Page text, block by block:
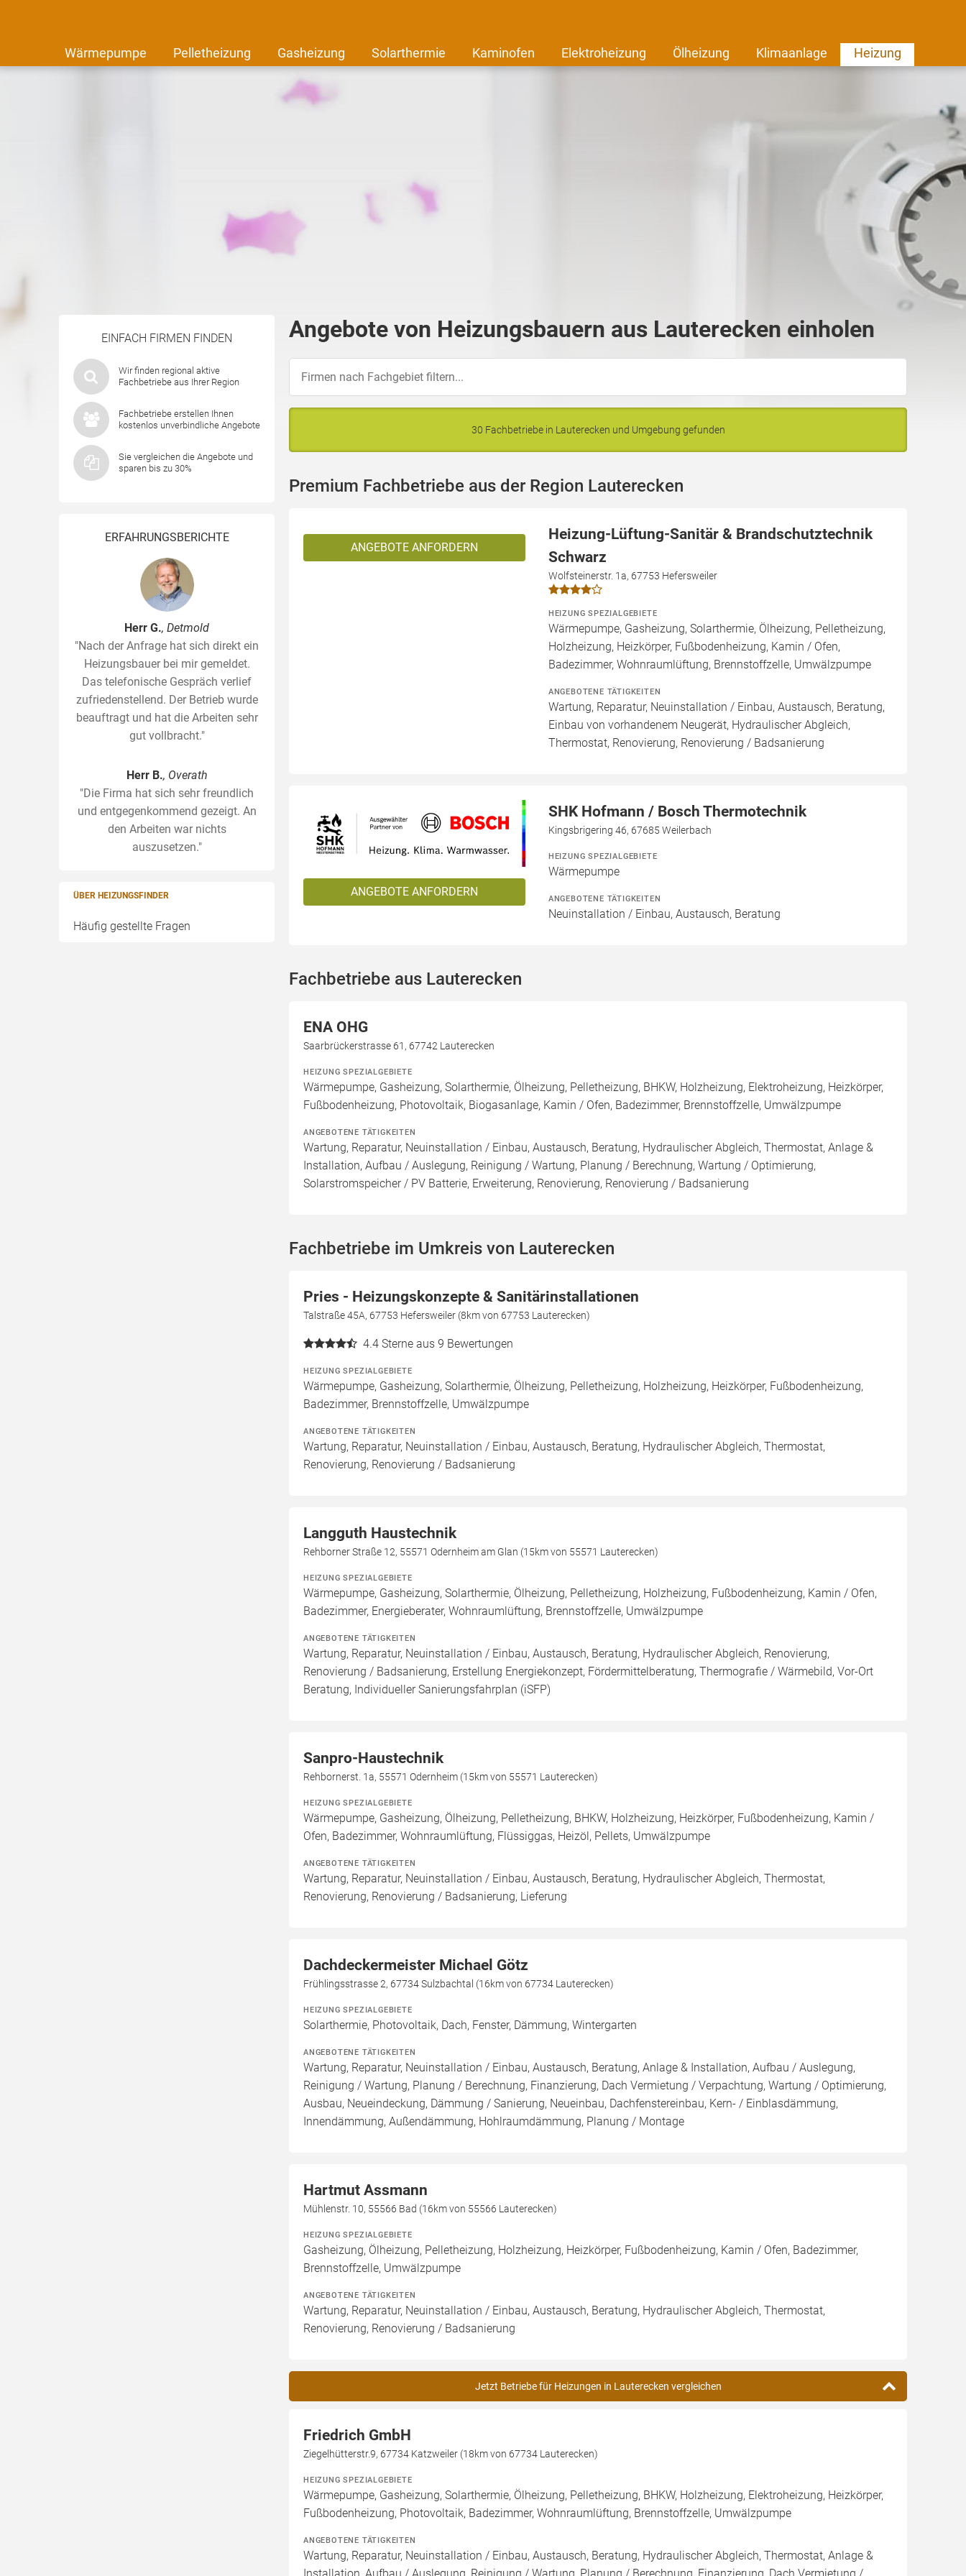
Wärmepumpe Pelletheizung Gasheizung Solarthermie Kaminofen Elektroheizung Ölheizung Klimaanlage Heizung
EINFACH FIRMEN FINDEN
Wir finden regional aktive
Fachbetriebe aus Ihrer Region
Fachbetriebe erstellen Ihnen
kostenlos unverbindliche Angebote
Sie vergleichen die Angebote und
sparen bis zu 30%
ERFAHRUNGSBERICHTE
Herr G., Detmold
"Nach der Anfrage hat sich direkt ein
Heizungsbauer bei mir gemeldet.
Das telefonische Gespräch verlief
zufriedenstellend. Der Betrieb wurde
beauftragt und hat die Arbeiten sehr
gut vollbracht."
Herr B., Overath
"Die Firma hat sich sehr freundlich
und entgegenkommend gezeigt. An
den Arbeiten war nichts
auszusetzen."
ÜBER HEIZUNGSFINDER
Häufig gestellte Fragen
Angebote von Heizungsbauern aus Lauterecken einholen
30 Fachbetriebe in Lauterecken und Umgebung gefunden
Premium Fachbetriebe aus der Region Lauterecken
ANGEBOTE ANFORDERN
Heizung-Lüftung-Sanitär & Brandschutztechnik
Schwarz
Wolfsteinerstr. 1a, 67753 Hefersweiler
HEIZUNG SPEZIALGEBIETE
Wärmepumpe, Gasheizung, Solarthermie, Ölheizung, Pelletheizung,
Holzheizung, Heizkörper, Fußbodenheizung, Kamin / Ofen,
Badezimmer, Wohnraumlüftung, Brennstoffzelle, Umwälzpumpe
ANGEBOTENE TÄTIGKEITEN
Wartung, Reparatur, Neuinstallation / Einbau, Austausch, Beratung,
Einbau von vorhandenem Neugerät, Hydraulischer Abgleich,
Thermostat, Renovierung, Renovierung / Badsanierung
ANGEBOTE ANFORDERN
SHK Hofmann / Bosch Thermotechnik
Kingsbrigering 46, 67685 Weilerbach
HEIZUNG SPEZIALGEBIETE
Wärmepumpe
ANGEBOTENE TÄTIGKEITEN
Neuinstallation / Einbau, Austausch, Beratung
Fachbetriebe aus Lauterecken
ENA OHG
Saarbrückerstrasse 61, 67742 Lauterecken
HEIZUNG SPEZIALGEBIETE
Wärmepumpe, Gasheizung, Solarthermie, Ölheizung, Pelletheizung, BHKW, Holzheizung, Elektroheizung, Heizkörper,
Fußbodenheizung, Photovoltaik, Biogasanlage, Kamin / Ofen, Badezimmer, Brennstoffzelle, Umwälzpumpe
ANGEBOTENE TÄTIGKEITEN
Wartung, Reparatur, Neuinstallation / Einbau, Austausch, Beratung, Hydraulischer Abgleich, Thermostat, Anlage &
Installation, Aufbau / Auslegung, Reinigung / Wartung, Planung / Berechnung, Wartung / Optimierung,
Solarstromspeicher / PV Batterie, Erweiterung, Renovierung, Renovierung / Badsanierung
Fachbetriebe im Umkreis von Lauterecken
Pries - Heizungskonzepte & Sanitärinstallationen
Talstraße 45A, 67753 Hefersweiler (8km von 67753 Lauterecken)
4.4 Sterne aus 9 Bewertungen
HEIZUNG SPEZIALGEBIETE
Wärmepumpe, Gasheizung, Solarthermie, Ölheizung, Pelletheizung, Holzheizung, Heizkörper, Fußbodenheizung,
Badezimmer, Brennstoffzelle, Umwälzpumpe
ANGEBOTENE TÄTIGKEITEN
Wartung, Reparatur, Neuinstallation / Einbau, Austausch, Beratung, Hydraulischer Abgleich, Thermostat,
Renovierung, Renovierung / Badsanierung
Langguth Haustechnik
Rehborner Straße 12, 55571 Odernheim am Glan (15km von 55571 Lauterecken)
HEIZUNG SPEZIALGEBIETE
Wärmepumpe, Gasheizung, Solarthermie, Ölheizung, Pelletheizung, Holzheizung, Fußbodenheizung, Kamin / Ofen,
Badezimmer, Energieberater, Wohnraumlüftung, Brennstoffzelle, Umwälzpumpe
ANGEBOTENE TÄTIGKEITEN
Wartung, Reparatur, Neuinstallation / Einbau, Austausch, Beratung, Hydraulischer Abgleich, Renovierung,
Renovierung / Badsanierung, Erstellung Energiekonzept, Fördermittelberatung, Thermografie / Wärmebild, Vor-Ort
Beratung, Individueller Sanierungsfahrplan (iSFP)
Sanpro-Haustechnik
Rehbornerst. 1a, 55571 Odernheim (15km von 55571 Lauterecken)
HEIZUNG SPEZIALGEBIETE
Wärmepumpe, Gasheizung, Ölheizung, Pelletheizung, BHKW, Holzheizung, Heizkörper, Fußbodenheizung, Kamin /
Ofen, Badezimmer, Wohnraumlüftung, Flüssiggas, Heizöl, Pellets, Umwälzpumpe
ANGEBOTENE TÄTIGKEITEN
Wartung, Reparatur, Neuinstallation / Einbau, Austausch, Beratung, Hydraulischer Abgleich, Thermostat,
Renovierung, Renovierung / Badsanierung, Lieferung
Dachdeckermeister Michael Götz
Frühlingsstrasse 2, 67734 Sulzbachtal (16km von 67734 Lauterecken)
HEIZUNG SPEZIALGEBIETE
Solarthermie, Photovoltaik, Dach, Fenster, Dämmung, Wintergarten
ANGEBOTENE TÄTIGKEITEN
Wartung, Reparatur, Neuinstallation / Einbau, Austausch, Beratung, Anlage & Installation, Aufbau / Auslegung,
Reinigung / Wartung, Planung / Berechnung, Finanzierung, Dach Vermietung / Verpachtung, Wartung / Optimierung,
Ausbau, Neueindeckung, Dämmung / Sanierung, Neueinbau, Dachfenstereinbau, Kern- / Einblasdämmung,
Innendämmung, Außendämmung, Hohlraumdämmung, Planung / Montage
Hartmut Assmann
Mühlenstr. 10, 55566 Bad (16km von 55566 Lauterecken)
HEIZUNG SPEZIALGEBIETE
Gasheizung, Ölheizung, Pelletheizung, Holzheizung, Heizkörper, Fußbodenheizung, Kamin / Ofen, Badezimmer,
Brennstoffzelle, Umwälzpumpe
ANGEBOTENE TÄTIGKEITEN
Wartung, Reparatur, Neuinstallation / Einbau, Austausch, Beratung, Hydraulischer Abgleich, Thermostat,
Renovierung, Renovierung / Badsanierung
Jetzt Betriebe für Heizungen in Lauterecken vergleichen
Friedrich GmbH
Ziegelhütterstr.9, 67734 Katzweiler (18km von 67734 Lauterecken)
HEIZUNG SPEZIALGEBIETE
Wärmepumpe, Gasheizung, Solarthermie, Ölheizung, Pelletheizung, BHKW, Holzheizung, Elektroheizung, Heizkörper,
Fußbodenheizung, Photovoltaik, Badezimmer, Wohnraumlüftung, Brennstoffzelle, Umwälzpumpe
ANGEBOTENE TÄTIGKEITEN
Wartung, Reparatur, Neuinstallation / Einbau, Austausch, Beratung, Hydraulischer Abgleich, Thermostat, Anlage &